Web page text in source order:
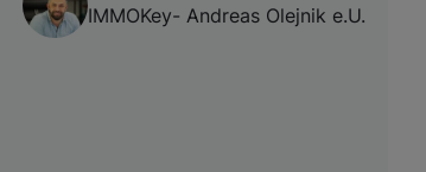
IMMOKey- Andreas Olejnik e.U.